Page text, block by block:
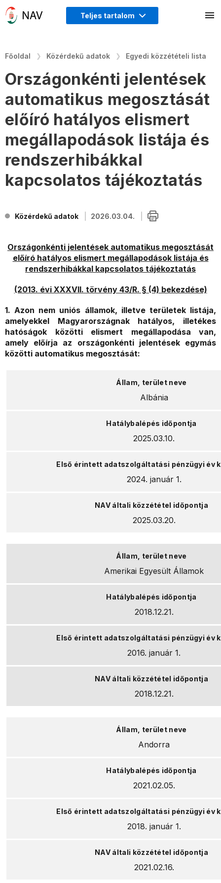
Teljes tartalom
Főoldal Közérdekű adatok Egyedi közzétételi lista
Országonkénti jelentések
automatikus megosztását
előíró hatályos elismert
megállapodások listája és
rendszerhibákkal
kapcsolatos tájékoztatás
Közérdekű adatok 2026.03.04.
Országonkénti jelentések automatikus megosztását
előíró hatályos elismert megállapodások listája és
rendszerhibákkal kapcsolatos tájékoztatás
(2013. évi XXXVII. törvény 43/R. § (4) bekezdése)
1. Azon nem uniós államok, illetve területek listája,
amelyekkel Magyarországnak hatályos, illetékes
hatóságok közötti elismert megállapodása van,
amely előírja az országonkénti jelentések egymás
közötti automatikus megosztását:
Albánia
2025.03.10.
2024. január 1.
2025.03.20.
Amerikai Egyesült Államok
2018.12.21.
2016. január 1.
2018.12.21.
Andorra
2021.02.05.
2018. január 1.
2021.02.16.